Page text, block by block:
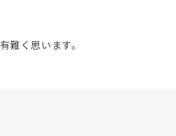
難く思います。